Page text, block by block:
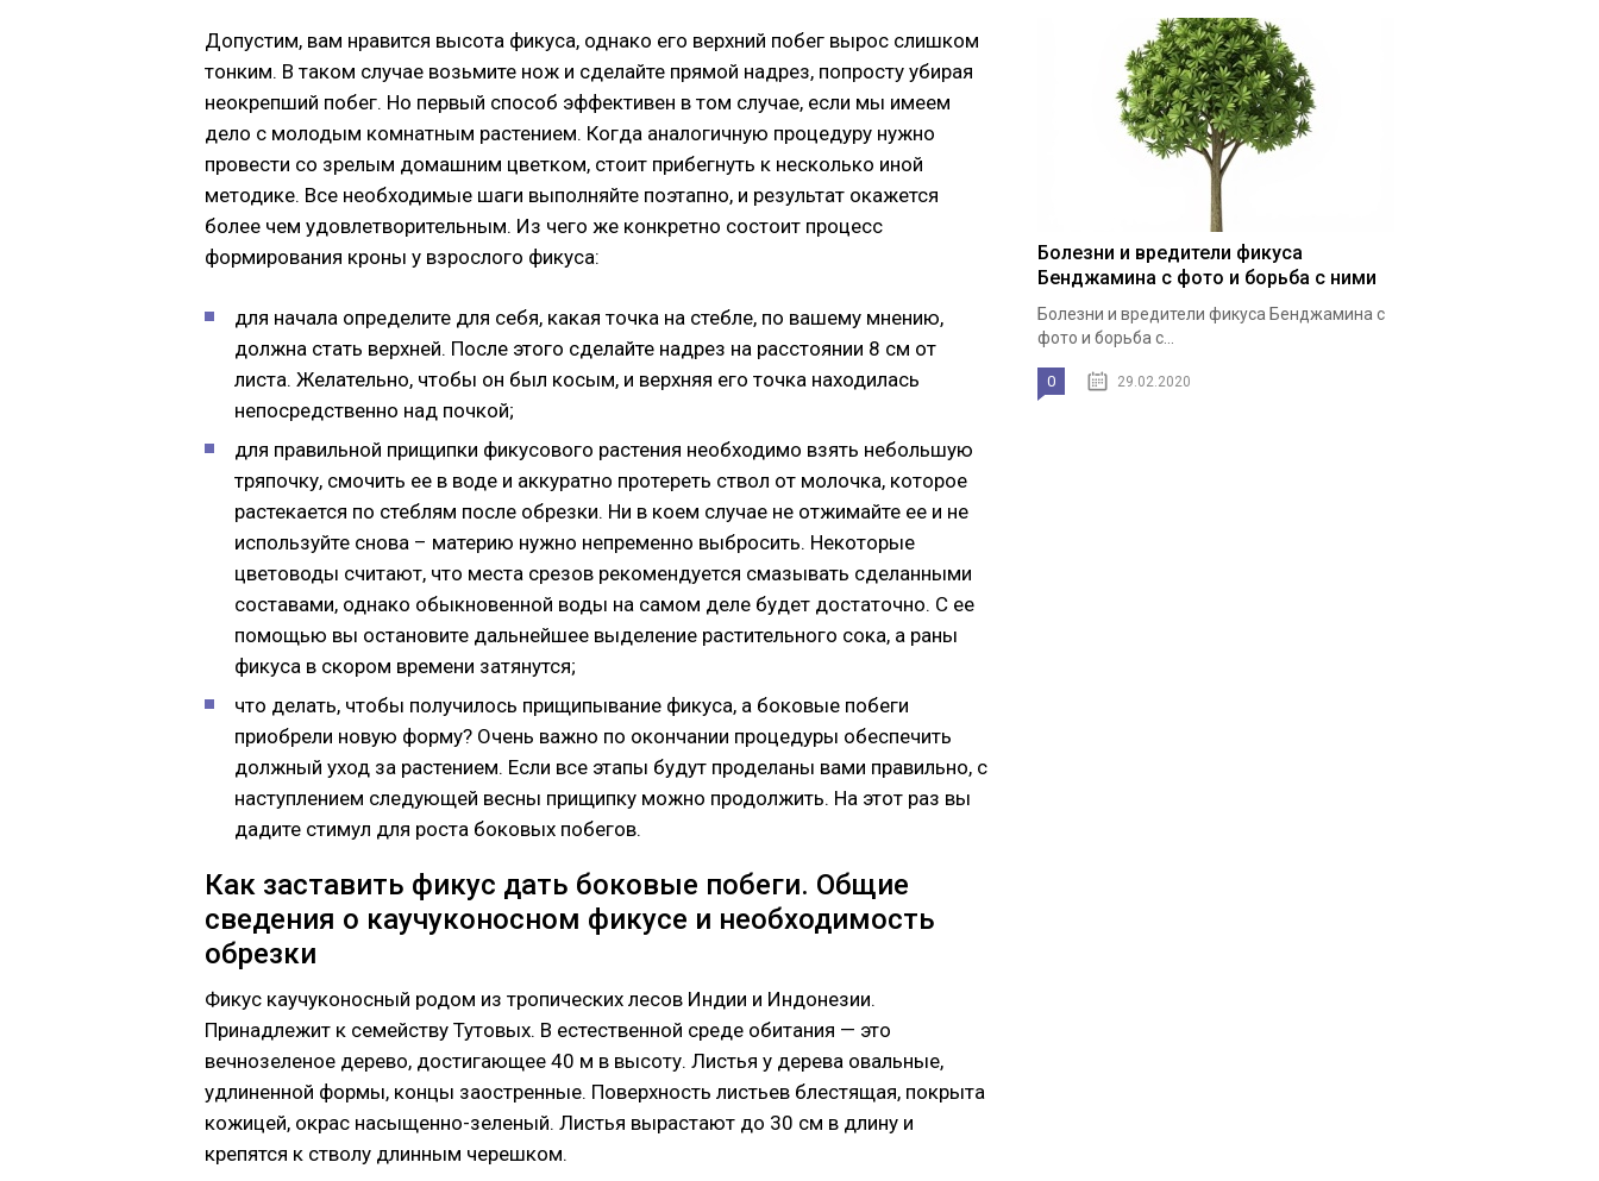
Допустим, вам нравится высота фикуса, однако его верхний побег вырос слишком
тонким. В таком случае возьмите нож и сделайте прямой надрез, попросту убирая
неокрепший побег. Но первый способ эффективен в том случае, если мы имеем
дело с молодым комнатным растением. Когда аналогичную процедуру нужно
провести со зрелым домашним цветком, стоит прибегнуть к несколько иной
методике. Все необходимые шаги выполняйте поэтапно, и результат окажется
более чем удовлетворительным. Из чего же конкретно состоит процесс
формирования кроны у взрослого фикуса:
для начала определите для себя, какая точка на стебле, по вашему мнению,
должна стать верхней. После этого сделайте надрез на расстоянии 8 см от
листа. Желательно, чтобы он был косым, и верхняя его точка находилась
непосредственно над почкой;
для правильной прищипки фикусового растения необходимо взять небольшую
тряпочку, смочить ее в воде и аккуратно протереть ствол от молочка, которое
растекается по стеблям после обрезки. Ни в коем случае не отжимайте ее и не
используйте снова – материю нужно непременно выбросить. Некоторые
цветоводы считают, что места срезов рекомендуется смазывать сделанными
составами, однако обыкновенной воды на самом деле будет достаточно. С ее
помощью вы остановите дальнейшее выделение растительного сока, а раны
фикуса в скором времени затянутся;
что делать, чтобы получилось прищипывание фикуса, а боковые побеги
приобрели новую форму? Очень важно по окончании процедуры обеспечить
должный уход за растением. Если все этапы будут проделаны вами правильно, с
наступлением следующей весны прищипку можно продолжить. На этот раз вы
дадите стимул для роста боковых побегов.
Как заставить фикус дать боковые побеги. Общие
сведения о каучуконосном фикусе и необходимость
обрезки
Фикус каучуконосный родом из тропических лесов Индии и Индонезии.
Принадлежит к семейству Тутовых. В естественной среде обитания — это
вечнозеленое дерево, достигающее 40 м в высоту. Листья у дерева овальные,
удлиненной формы, концы заостренные. Поверхность листьев блестящая, покрыта
кожицей, окрас насыщенно-зеленый. Листья вырастают до 30 см в длину и
крепятся к стволу длинным черешком.
Болезни и вредители фикуса
Бенджамина с фото и борьба с ними
Болезни и вредители фикуса Бенджамина с
фото и борьба с...
0 29.02.2020